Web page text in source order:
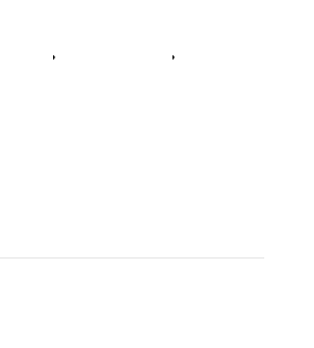
Whatsapp Twitter